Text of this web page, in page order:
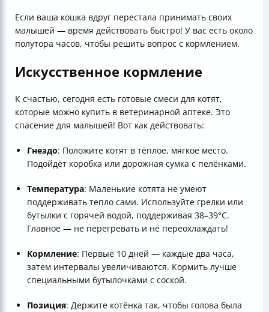
Если ваша кошка вдруг перестала принимать своих
малышей — время действовать быстро! У вас есть около
полутора часов, чтобы решить вопрос с кормлением.
Искусственное кормление
К счастью, сегодня есть готовые смеси для котят,
которые можно купить в ветеринарной аптеке. Это
спасение для малышей! Вот как действовать:
Гнездо: Положите котят в тёплое, мягкое место.
Подойдёт коробка или дорожная сумка с пелёнками.
Температура: Маленькие котята не умеют
поддерживать тепло сами. Используйте грелки или
бутылки с горячей водой, поддерживая 38–39°C.
Главное — не перегревать и не переохлаждать!
Кормление: Первые 10 дней — каждые два часа,
затем интервалы увеличиваются. Кормить лучше
специальными бутылочками с соской.
Позиция: Держите котёнка так, чтобы голова была